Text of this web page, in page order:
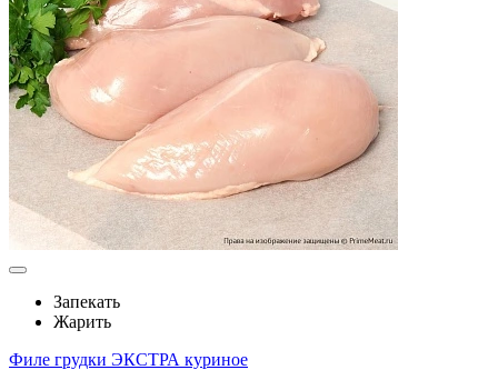
Запекать
Жарить
Филе грудки ЭКСТРА куриное